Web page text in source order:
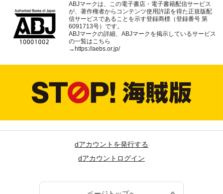
ABJマークは、この電子書店・電子書籍配信サービス
が、著作権者からコンテンツ使用許諾を得た正規版配
信サービスであることを示す登録商標（登録番号 第
6091713号）です。
ABJマークの詳細、ABJマークを掲示しているサービス
の一覧はこちら
→ https://aebs.or.jp/
dアカウントを発行する
dアカウントログイン